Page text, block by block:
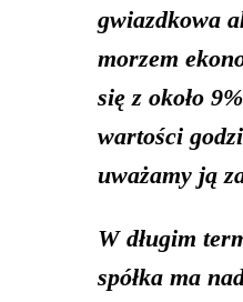
gwiazdkowa
morzem
się z około
wartości
uważamy ją
W długim
spółka ma